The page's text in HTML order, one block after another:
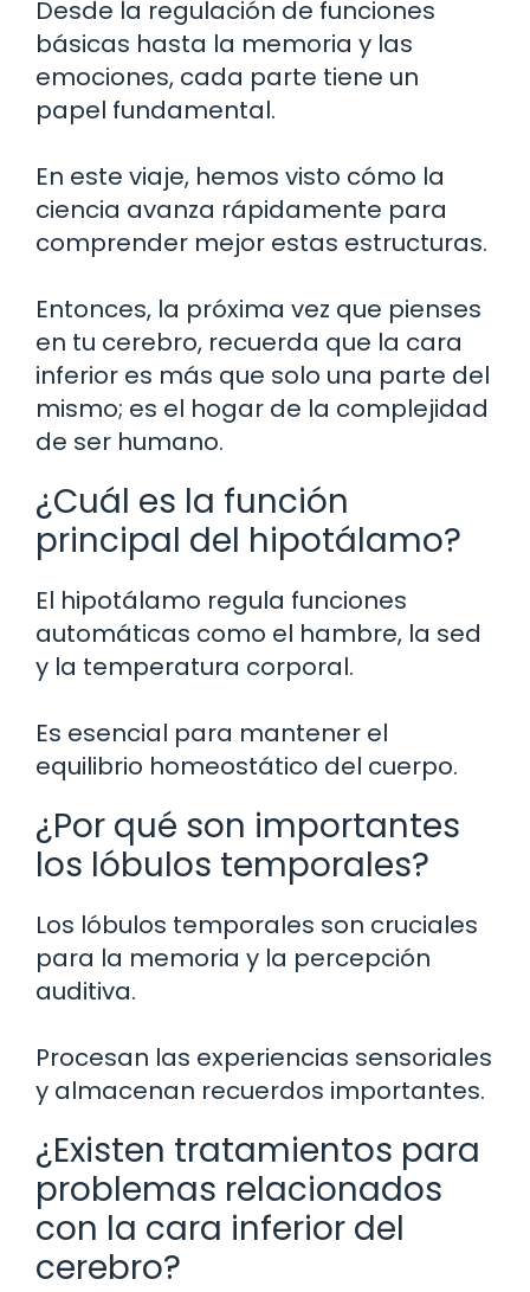
Desde la regulación de funciones
básicas hasta la memoria y las
emociones, cada parte tiene un
papel fundamental.
En este viaje, hemos visto cómo la
ciencia avanza rápidamente para
comprender mejor estas estructuras.
Entonces, la próxima vez que pienses
en tu cerebro, recuerda que la cara
inferior es más que solo una parte del
mismo; es el hogar de la complejidad
de ser humano.
¿Cuál es la función
principal del hipotálamo?
El hipotálamo regula funciones
automáticas como el hambre, la sed
y la temperatura corporal.
Es esencial para mantener el
equilibrio homeostático del cuerpo.
¿Por qué son importantes
los lóbulos temporales?
Los lóbulos temporales son cruciales
para la memoria y la percepción
auditiva.
Procesan las experiencias sensoriales
y almacenan recuerdos importantes.
¿Existen tratamientos para
problemas relacionados
con la cara inferior del
cerebro?